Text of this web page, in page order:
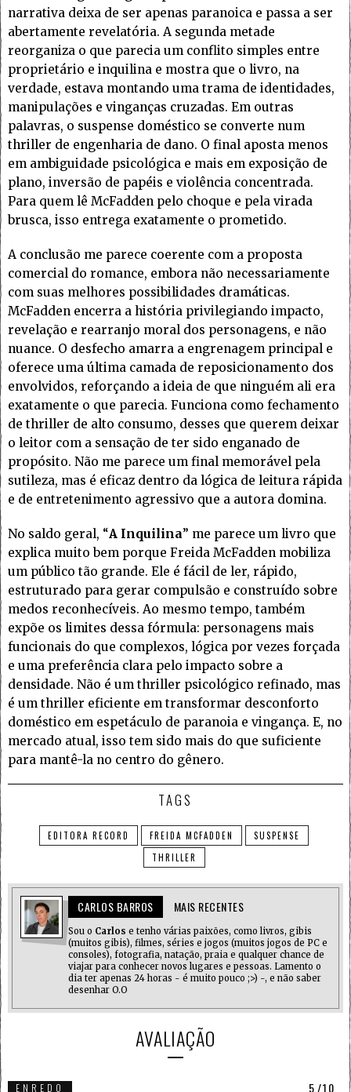
narrativa deixa de ser apenas paranoica e passa a ser
abertamente revelatória. A segunda metade
reorganiza o que parecia um conflito simples entre
proprietário e inquilina e mostra que o livro, na
verdade, estava montando uma trama de identidades,
manipulações e vinganças cruzadas. Em outras
palavras, o suspense doméstico se converte num
thriller de engenharia de dano. O final aposta menos
em ambiguidade psicológica e mais em exposição de
plano, inversão de papéis e violência concentrada.
Para quem lê McFadden pelo choque e pela virada
brusca, isso entrega exatamente o prometido.
A conclusão me parece coerente com a proposta
comercial do romance, embora não necessariamente
com suas melhores possibilidades dramáticas.
McFadden encerra a história privilegiando impacto,
revelação e rearranjo moral dos personagens, e não
nuance. O desfecho amarra a engrenagem principal e
oferece uma última camada de reposicionamento dos
envolvidos, reforçando a ideia de que ninguém ali era
exatamente o que parecia. Funciona como fechamento
de thriller de alto consumo, desses que querem deixar
o leitor com a sensação de ter sido enganado de
propósito. Não me parece um final memorável pela
sutileza, mas é eficaz dentro da lógica de leitura rápida
e de entretenimento agressivo que a autora domina.
No saldo geral, “A Inquilina” me parece um livro que
explica muito bem porque Freida McFadden mobiliza
um público tão grande. Ele é fácil de ler, rápido,
estruturado para gerar compulsão e construído sobre
medos reconhecíveis. Ao mesmo tempo, também
expõe os limites dessa fórmula: personagens mais
funcionais do que complexos, lógica por vezes forçada
e uma preferência clara pelo impacto sobre a
densidade. Não é um thriller psicológico refinado, mas
é um thriller eficiente em transformar desconforto
doméstico em espetáculo de paranoia e vingança. E, no
mercado atual, isso tem sido mais do que suficiente
para mantê-la no centro do gênero.
TAGS
EDITORA RECORD FREIDA MCFADDEN
SUSPENSE
THRILLER
CARLOS BARROS MAIS RECENTES
Sou o Carlos e tenho várias paixões, como livros, gibis
(muitos gibis), filmes, séries e jogos (muitos jogos de PC e
consoles), fotografia, natação, praia e qualquer chance de
viajar para conhecer novos lugares e pessoas. Lamento o
dia ter apenas 24 horas - é muito pouco ;>) -, e não saber
desenhar O.O
AVALIAÇÃO
ENREDO 5/10